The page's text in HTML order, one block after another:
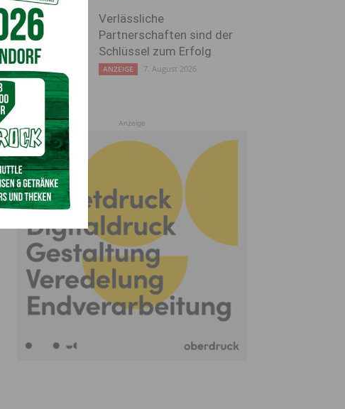
Verlässliche
Partnerschaften sind der
Schlüssel zum Erfolg
ANZEIGE 7. August 2026
Anzeige